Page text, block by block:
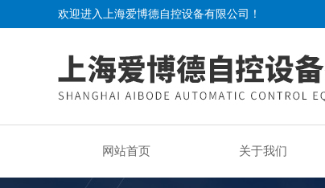
欢迎进入上海爱博德自控设备有限公司！
网站首页 关于我们